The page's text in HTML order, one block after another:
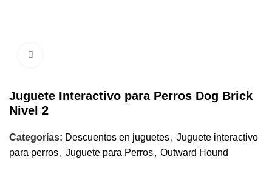
Juguete Interactivo para Perros Dog Brick
Nivel 2
Categorías: Descuentos en juguetes, Juguete interactivo
para perros, Juguete para Perros, Outward Hound